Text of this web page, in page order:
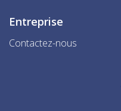
Entreprise
Contactez-nous